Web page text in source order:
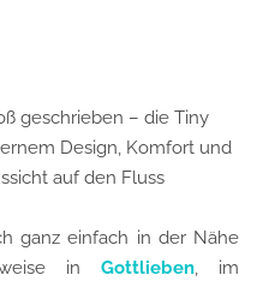
geschrieben – die Tiny
Design, Komfort und
auf den Fluss
ganz einfach in der Nähe
in Gottlieben, im